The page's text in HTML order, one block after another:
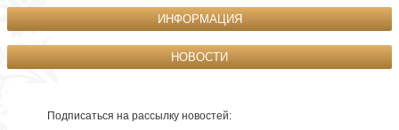
ИНФОРМАЦИЯ
НОВОСТИ
Подписаться на рассылку новостей: